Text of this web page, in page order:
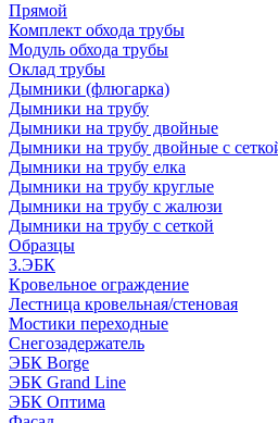
Прямой
Комплект обхода трубы
Модуль обхода трубы
Оклад трубы
Дымники (флюгарка)
Дымники на трубу
Дымники на трубу двoйные
Дымники на трубу двoйные с
Дымники на трубу елка
Дымники на трубу круглые
Дымники на трубу с жалюзи
Дымники на трубу с сеткой
Образцы
3.ЭБК
Кровельное ограждение
Лестница кровельная/стеновая
Мостики переходные
Снегозадержатель
ЭБК Borge
ЭБК Grand Line
ЭБК Оптима